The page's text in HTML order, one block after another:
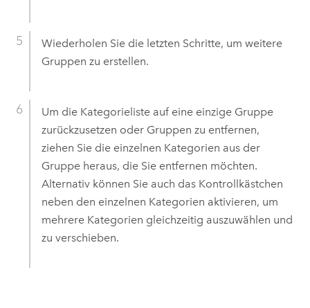
Wiederholen Sie die letzten Schritte, um weitere
Gruppen zu erstellen.
Um die Kategorieliste auf eine einzige Gruppe
zurückzusetzen oder Gruppen zu entfernen,
ziehen Sie die einzelnen Kategorien aus der
Gruppe heraus, die Sie entfernen möchten.
Alternativ können Sie auch das Kontrollkästchen
neben den einzelnen Kategorien aktivieren, um
mehrere Kategorien gleichzeitig auszuwählen und
zu verschieben.